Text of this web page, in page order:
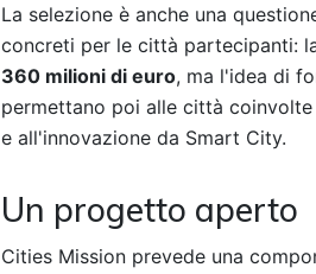
La selezione è anche una
concreti per le città partecipanti:
360 milioni di euro, ma l'idea di
permettano poi alle città
e all'innovazione da Smart City.
Un progetto aperto
Cities Mission prevede una